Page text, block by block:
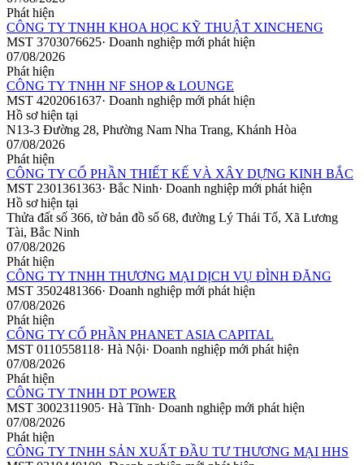
Phát hiện
CÔNG TY TNHH KHOA HỌC KỸ THUẬT XINCHENG
MST 3703076625· Doanh nghiệp mới phát hiện
07/08/2026
Phát hiện
CÔNG TY TNHH NF SHOP & LOUNGE
MST 4202061637· Doanh nghiệp mới phát hiện
Hồ sơ hiện tại
N13-3 Đường 28, Phường Nam Nha Trang, Khánh Hòa
07/08/2026
Phát hiện
CÔNG TY CỔ PHẦN THIẾT KẾ VÀ XÂY DỰNG KINH BẮC
MST 2301361363· Bắc Ninh· Doanh nghiệp mới phát hiện
Hồ sơ hiện tại
Thửa đất số 366, tờ bản đồ số 68, đường Lý Thái Tổ, Xã Lương
Tài, Bắc Ninh
07/08/2026
Phát hiện
CÔNG TY TNHH THƯƠNG MẠI DỊCH VỤ ĐÌNH ĐĂNG
MST 3502481366· Doanh nghiệp mới phát hiện
07/08/2026
Phát hiện
CÔNG TY CỔ PHẦN PHANET ASIA CAPITAL
MST 0110558118· Hà Nội· Doanh nghiệp mới phát hiện
07/08/2026
Phát hiện
CÔNG TY TNHH DT POWER
MST 3002311905· Hà Tĩnh· Doanh nghiệp mới phát hiện
07/08/2026
Phát hiện
CÔNG TY TNHH SẢN XUẤT ĐẦU TƯ THƯƠNG MẠI HHS